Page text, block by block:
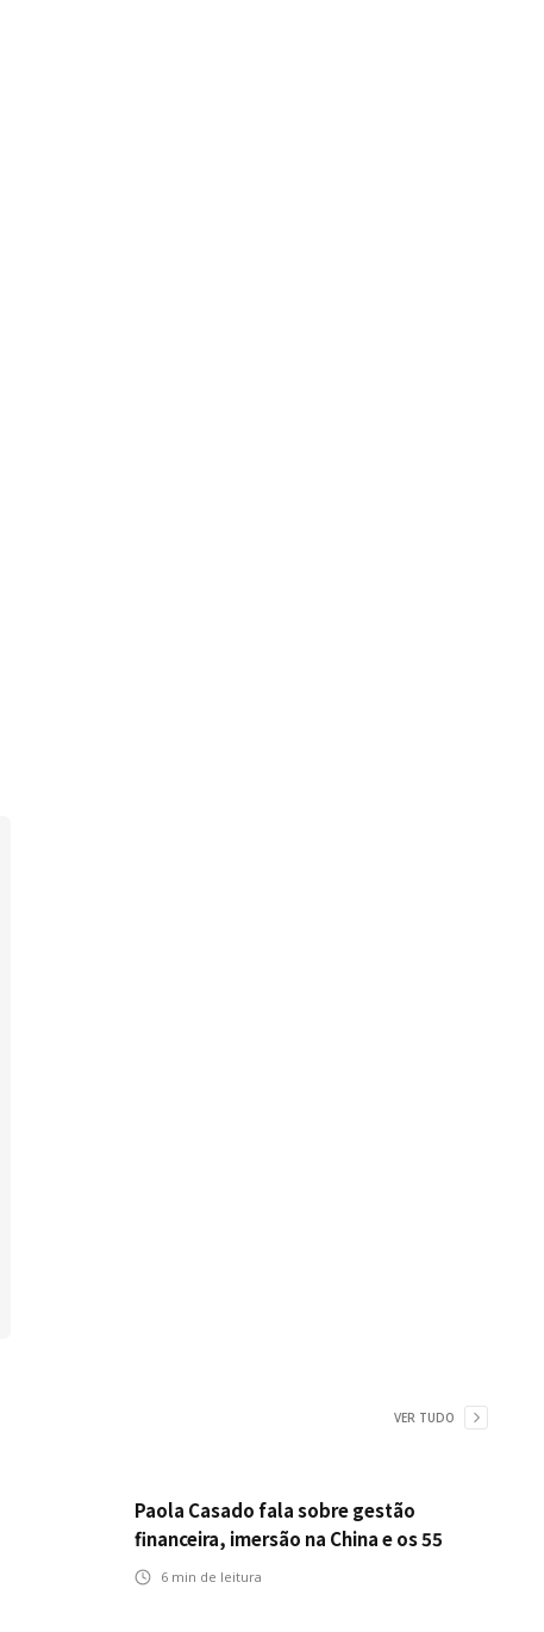
VER TUDO
Paola Casado fala sobre gestão
financeira, imersão na China e os 55
anos da ENS
6 min de leitura